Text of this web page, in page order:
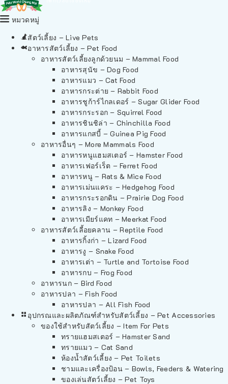
หมวดหมู่
สัตว์เลี้ยง – Live Pets
อาหารสัตว์เลี้ยง – Pet Food
อาหารสัตว์เลี้ยงลูกด้วยนม – Mammal Food
อาหารสุนัข – Dog Food
อาหารแมว – Cat Food
อาหารกระต่าย – Rabbit Food
อาหารชูก้าร์ไกลเดอร์ – Sugar Glider Food
อาหารกระรอก – Squirrel Food
อาหารชินชิล่า – Chinchilla Food
อาหารแกสบี้ – Guinea Pig Food
อาหารอื่นๆ – More Mammals Food
อาหารหนูแฮมสเตอร์ – Hamster Food
อาหารเฟอร์เร็ต – Ferret Food
อาหารหนู – Rats & Mice Food
อาหารเม่นแคระ – Hedgehog Food
อาหารกระรอกดิน – Prairie Dog Food
อาหารลิง – Monkey Food
อาหารเมียร์แคท – Meerkat Food
อาหารสัตว์เลี้อยคลาน – Reptile Food
อาหารกิ้งก่า – Lizard Food
อาหารงู – Snake Food
อาหารเต่า – Turtle and Tortoise Food
อาหารกบ – Frog Food
อาหารนก – Bird Food
อาหารปลา – Fish Food
อาหารปลา – All Fish Food
อุปกรณและผลิตภัณฑ์สำหรับสัตว์เลี้ยง – Pet Accessories
ของใช้สำหรับสัตว์เลี้ยง – Item For Pets
ทรายแฮมสเตอร์ – Hamster Sand
ทรายแมว – Cat Sand
ห้องน้ำสัตว์เลี้ยง – Pet Toilets
ชามและเครื่องป้อน – Bowls, Feeders & Watering
ของเล่นสัตว์เลี้ยง – Pet Toys